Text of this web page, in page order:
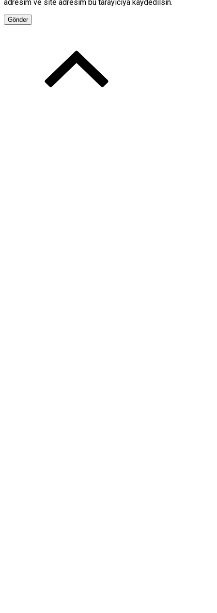
adresim ve site adresim bu tarayıcıya kaydedilsin.